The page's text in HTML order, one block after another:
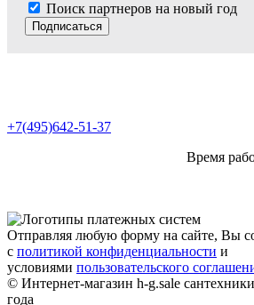
Поиск партнеров на новый год
Подписаться
+7(495)642-51-37
Время
Отправляя любую форму на сайте, Вы
с политикой конфиденциальности и
условиями пользовательского
© Интернет-магазин h-g.sale
года